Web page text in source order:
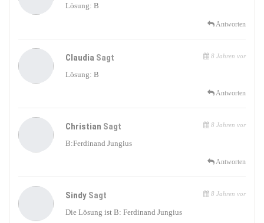
Lösung: B
Antworten
Claudia Sagt 8 Jahren vor
Lösung: B
Antworten
Christian Sagt 8 Jahren vor
B:Ferdinand Jungius
Antworten
Sindy Sagt 8 Jahren vor
Die Lösung ist B: Ferdinand Jungius